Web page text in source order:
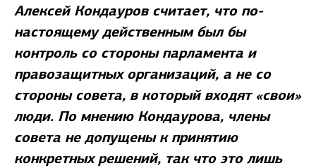
Алексей Кондауров считает, что по-
настоящему действенным был бы
контроль со стороны парламента и
правозащитных организаций, а не со
стороны совета, в который входят «свои»
люди. По мнению Кондаурова, члены
совета не допущены к принятию
конкретных решений, так что это лишь